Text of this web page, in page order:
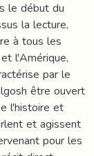
le début du
la lecture,
à tous les
l'Amérique,
par le
être ouvert
l'histoire et
et agissent
pour les